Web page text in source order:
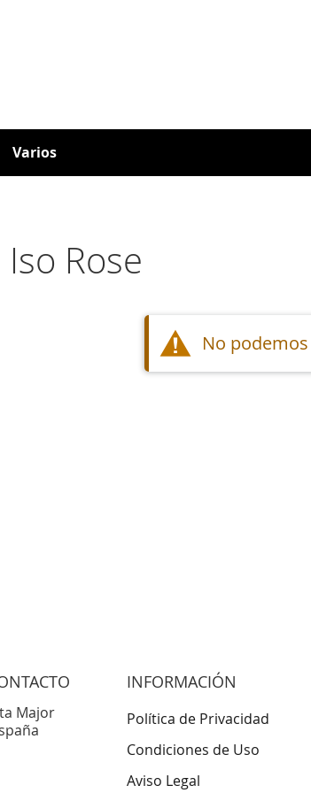
Varios
Rose
No
Major
INFORMACIÓN
Política de Privacidad
Condiciones de Uso
Aviso Legal